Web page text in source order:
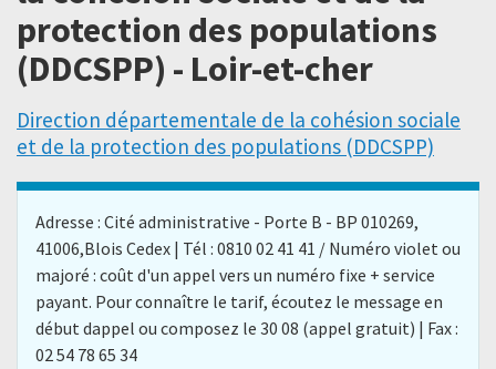
protection des populations
(DDCSPP) - Loir-et-cher
Direction départementale de la cohésion sociale
et de la protection des populations (DDCSPP)
Adresse : Cité administrative - Porte B - BP 010269,
41006,Blois Cedex | Tél : 0810 02 41 41 / Numéro violet ou
majoré : coût d'un appel vers un numéro fixe + service
payant. Pour connaître le tarif, écoutez le message en
début dappel ou composez le 30 08 (appel gratuit) | Fax :
02 54 78 65 34